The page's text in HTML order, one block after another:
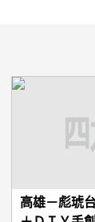
高雄－彪琥